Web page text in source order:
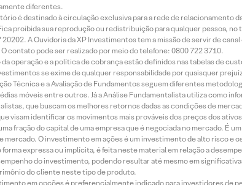
diferentes.
é destinado à circulação exclusiva para a rede de relacionamento
proibida sua reprodução ou redistribuição para qualquer pessoa,
20202. A Ouvidoria da XP Investimentos tem a missão de servir de
contato pode ser realizado por meio do telefone: 0800 722 3710.
operação e a política de cobrança estão definidos nas tabelas de
se exime de qualquer responsabilidade por quaisquer
Técnica e a Avaliação de Fundamentos seguem diferentes
móveis entre outros. Já a Análise Fundamentalista utiliza como
que buscam os melhores retornos dadas as condições de
visam identificar os movimentos mais prováveis dos preços dos
fração do capital de uma empresa que é negociada no mercado. É
mercado. O investimento em ações é um investimento de alto risco e
forma expressa ou implícita, é feita neste material em relação a
do investimento, podendo resultar até mesmo em
do cliente neste tipo de produto.
em opções é preferencialmente indicado para investidores de